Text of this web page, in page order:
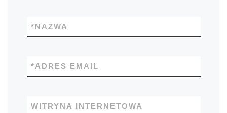
NAZWA
*
ADRES EMAIL
*
WITRYNA INTERNETOWA